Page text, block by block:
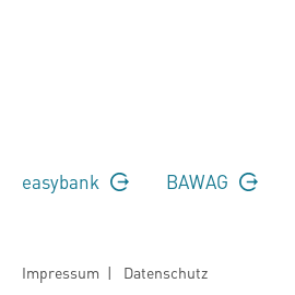
easybank BAWAG
Impressum | Datenschutz